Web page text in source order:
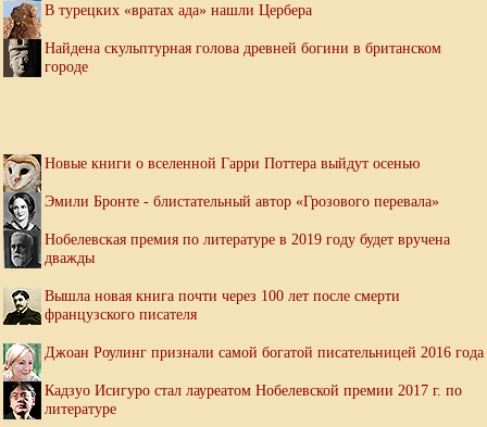
В турецких «вратах ада» нашли Цербера
Найдена скульптурная голова древней богини в британском
городе
Новые книги о вселенной Гарри Поттера выйдут осенью
Эмили Бронте - блистательный автор «Грозового перевала»
Нобелевская премия по литературе в 2019 году будет вручена
дважды
Вышла новая книга почти через 100 лет после смерти
французского писателя
Джоан Роулинг признали самой богатой писательницей 2016 года
Кадзуо Исигуро стал лауреатом Нобелевской премии 2017 г. по
литературе